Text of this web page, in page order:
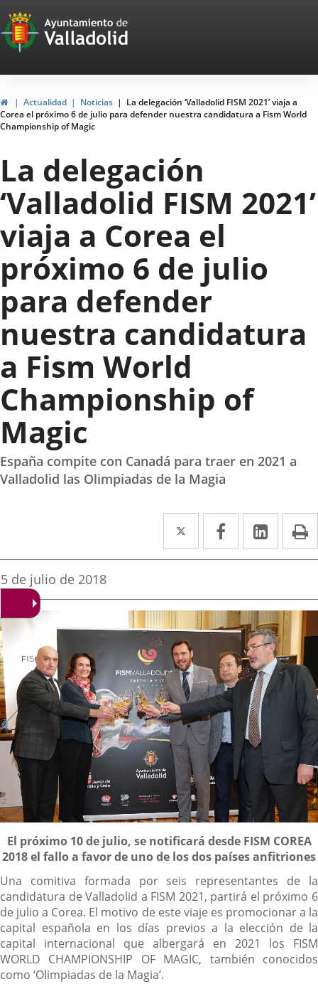
Portal
Web
del
Ayuntamiento
de
Valladolid
HomeActualidad Noticias
La delegación ‘Valladolid FISM 2021’ viaja a
Corea el próximo 6 de julio para defender nuestra candidatura a Fism World
Championship of Magic
La delegación
‘Valladolid FISM 2021’
viaja a Corea el
próximo 6 de julio
para defender
nuestra candidatura
a Fism World
Championship of
Magic
España compite con Canadá para traer en 2021 a
Valladolid las Olimpiadas de la Magia
Twitter
Enlace
a
aplicación
externa.
Facebook
Enlace
a
aplicación
externa.
Enlace
a
Fecha
de
noticia
5 de julio de 2018
Descripción
El próximo 10 de julio, se notificará desde FISM COREA
2018 el fallo a favor de uno de los dos países anfitriones
Una comitiva formada por seis representantes de la
candidatura de Valladolid a FISM 2021, partirá el próximo 6
de julio a Corea. El motivo de este viaje es promocionar a la
capital española en los días previos a la elección de la
capital internacional que albergará en 2021 los FISM
WORLD CHAMPIONSHIP OF MAGIC, también conocidos
como ‘Olimpiadas de la Magia’.